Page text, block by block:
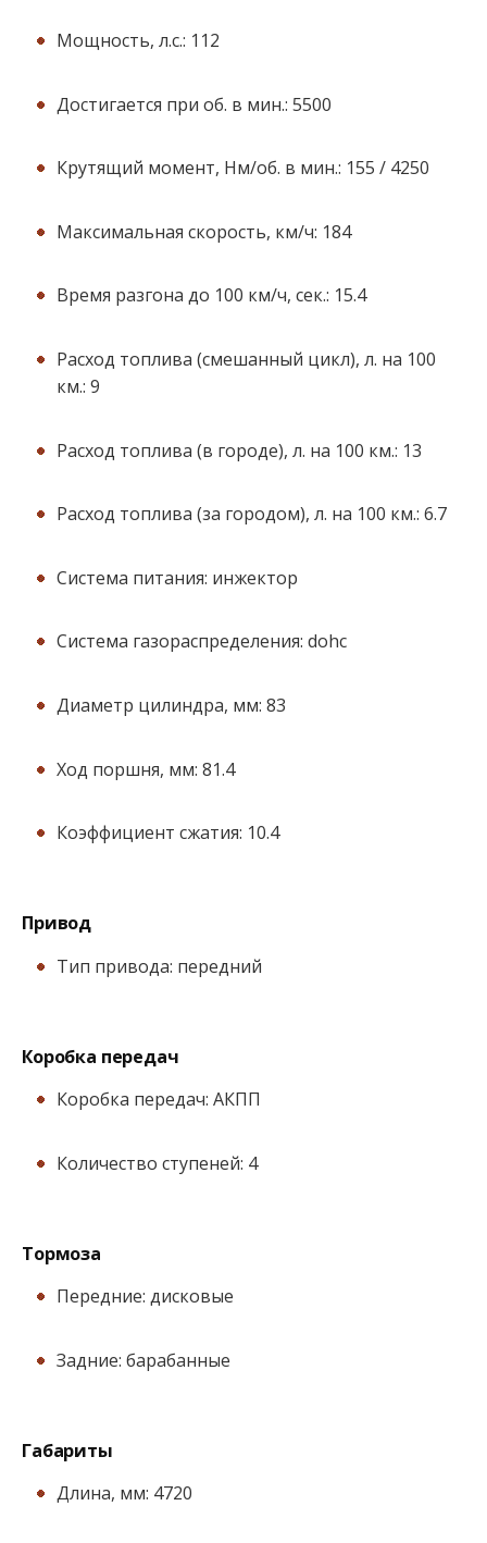
Мощность, л.с.: 112
Достигается при об. в мин.: 5500
Крутящий момент, Нм/об. в мин.: 155 / 4250
Максимальная скорость, км/ч: 184
Время разгона до 100 км/ч, сек.: 15.4
Расход топлива (смешанный цикл), л. на 100
км.: 9
Расход топлива (в городе), л. на 100 км.: 13
Расход топлива (за городом), л. на 100 км.: 6.7
Система питания: инжектор
Система газораспределения: dohc
Диaметр цилиндра, мм: 83
Ход поршня, мм: 81.4
Коэффициент сжатия: 10.4
Привод
Тип привода: передний
Коробка передач
Коробка передач: АКПП
Количество ступеней: 4
Тормоза
Передние: дисковые
Задние: барабанные
Габариты
Длина, мм: 4720